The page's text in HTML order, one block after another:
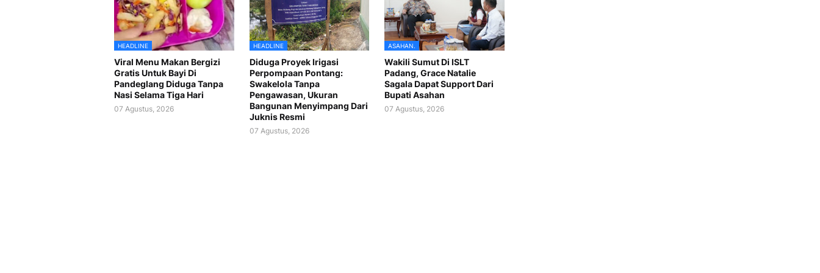
HEADLINE
Viral Menu Makan Bergizi
Gratis Untuk Bayi Di
Pandeglang Diduga Tanpa
Nasi Selama Tiga Hari
07 Agustus, 2026
HEADLINE
Diduga Proyek Irigasi
Perpompaan Pontang:
Swakelola Tanpa
Pengawasan, Ukuran
Bangunan Menyimpang Dari
Juknis Resmi
07 Agustus, 2026
ASAHAN.
Wakili Sumut Di ISLT
Padang, Grace Natalie
Sagala Dapat Support Dari
Bupati Asahan
07 Agustus, 2026